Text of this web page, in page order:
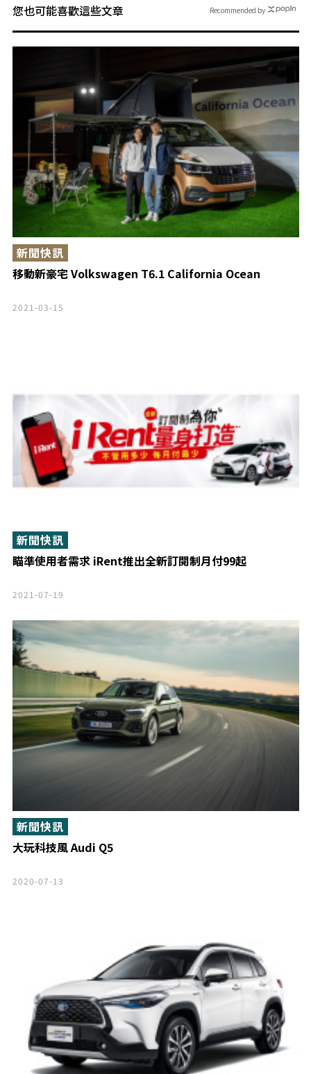
您也可能喜歡這些文章
移動新豪宅 Volkswagen T6.1 California Ocean
新聞快訊
2021-03-15
瞄準使用者需求 iRent推出全新訂閱制月付99起
新聞快訊
2021-07-19
大玩科技風 Audi Q5
新聞快訊
2020-07-13
Recommended by